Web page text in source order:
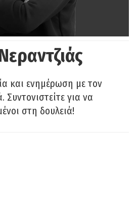
και ενημέρωση με τον
Συντονιστείτε για να
στη δουλειά!